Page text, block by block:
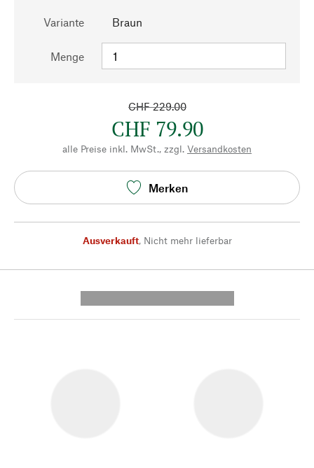
Variante Braun
Menge
CHF 229.00
CHF 79.90
alle Preise inkl. MwSt., zzgl. Versandkosten
Merken
Ausverkauft, Nicht mehr lieferbar